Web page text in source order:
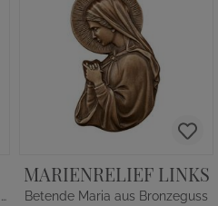
Betende Maria als Wandfigur - Bronze
MARIENRELIEF LINKS
Betende Maria aus Bronzeguss